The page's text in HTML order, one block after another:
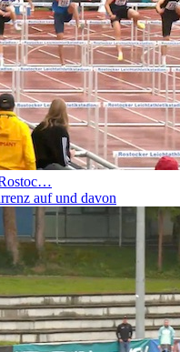
auf und davon